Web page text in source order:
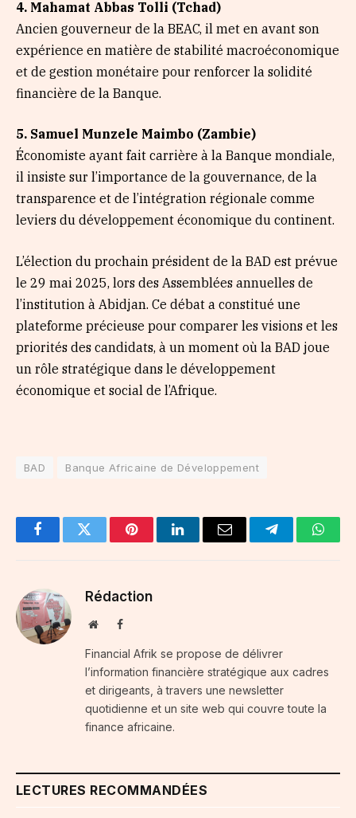
4. Mahamat Abbas Tolli (Tchad)
Ancien gouverneur de la BEAC, il met en avant son
expérience en matière de stabilité macroéconomique
et de gestion monétaire pour renforcer la solidité
financière de la Banque.
5. Samuel Munzele Maimbo (Zambie)
Économiste ayant fait carrière à la Banque mondiale,
il insiste sur l’importance de la gouvernance, de la
transparence et de l’intégration régionale comme
leviers du développement économique du continent.
L’élection du prochain président de la BAD est prévue
le 29 mai 2025, lors des Assemblées annuelles de
l’institution à Abidjan. Ce débat a constitué une
plateforme précieuse pour comparer les visions et les
priorités des candidats, à un moment où la BAD joue
un rôle stratégique dans le développement
économique et social de l’Afrique.
BAD Banque Africaine de Développement
FacebookTwitter PinterestLinkedInEmail Telegram
Rédaction
WebsiteFacebook
Financial Afrik se propose de délivrer
l’information financière stratégique aux cadres
et dirigeants, à travers une newsletter
quotidienne et un site web qui couvre toute la
finance africaine.
LECTURES RECOMMANDÉES